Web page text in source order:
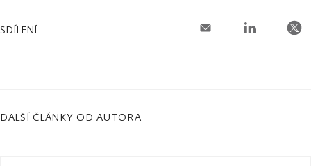
SDÍLENÍ
DALŠÍ ČLÁNKY OD AUTORA